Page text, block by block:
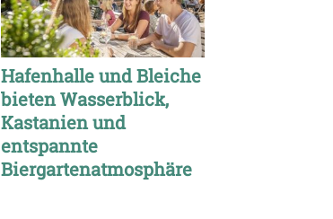
Hafenhalle und Bleiche
bieten Wasserblick,
Kastanien und
entspannte
Biergartenatmosphäre